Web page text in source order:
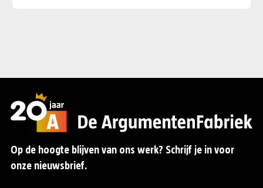
Op de hoogte blijven van ons werk? Schrijf je in voor
onze nieuwsbrief.